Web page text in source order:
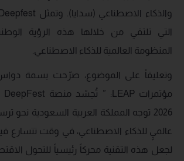
التي تلتقي من خلالها هذه الرؤية
المنظومة العالمية للذكاء الاصطناعي.
وتعليقاً على الموضوع، صرّحت بسمة
2026 توجه المملكة العربية السعودية نحو
عالميٍ للذكاء الاصطناعي، في وقت تتسارع
لجعل هذه التقنية محركاً رئيسياً للتحول